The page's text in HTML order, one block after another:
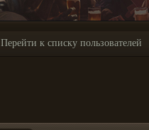
Перейти к списку пользователей